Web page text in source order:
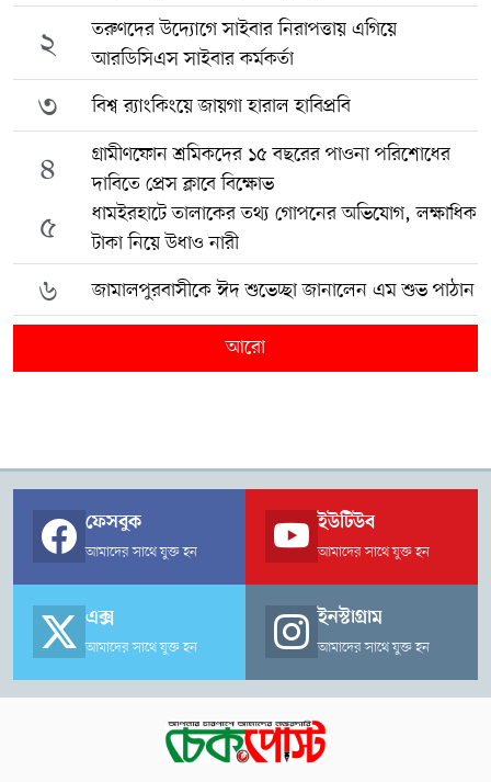
২
তরুণদের উদ্যোগে সাইবার নিরাপত্তায় এগিয়ে
আরডিসিএস সাইবার কর্মকর্তা
৩ বিশ্ব র‍্যাংকিংয়ে জায়গা হারাল হাবিপ্রবি
৪
গ্রামীণফোন শ্রমিকদের ১৫ বছরের পাওনা পরিশোধের
দাবিতে প্রেস ক্লাবে বিক্ষোভ
৫
ধামইরহাটে তালাকের তথ্য গোপনের অভিযোগ, লক্ষাধিক
টাকা নিয়ে উধাও নারী
৬ জামালপুরবাসীকে ঈদ শুভেচ্ছা জানালেন এম শুভ পাঠান
আরো
ফেসবুক
আমাদের সাথে যুক্ত হন
ইউটিউব
আমাদের সাথে যুক্ত হন
এক্স
আমাদের সাথে যুক্ত হন
ইনস্টাগ্রাম
আমাদের সাথে যুক্ত হন